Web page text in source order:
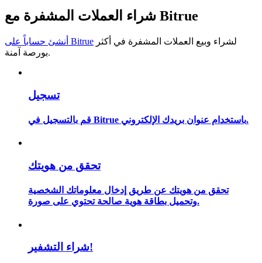
معلومة
تحليل البيانات الضخمة بما في ذلك المعلومات التجارية، وما
مرشد
شراء العملات المشفرة مع Bitrue
أنشئ حساباً على Bitrue
بورصة آمنة.
تسجيل
قم بالتسجيل في Bitrue باستخدام عنوان بريدك الإلكتروني.
تحقق من هويتك
تحقق من هويتك عن طريق إدخال معلوماتك الشخصية
وتحميل بطاقة هوية صالحة تحتوي على صورة.
شراء التشفير!